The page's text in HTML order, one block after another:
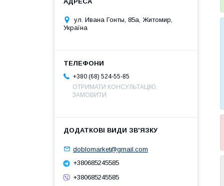
ул. Ивана Гонты, 85а, Житомир,
Україна
+380 (68) 524-55-85
ОТРИМАТИ КОНСУЛЬТАЦІЮ,
ЗАМОВИТИ
doblomarket@gmail.com
+380685245585
+380685245585